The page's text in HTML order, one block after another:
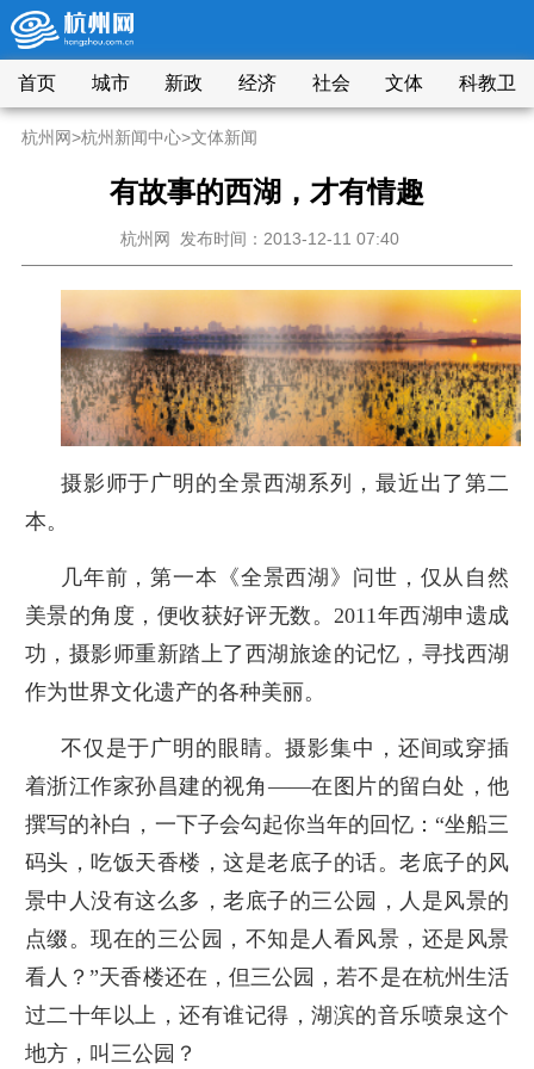
首页 城市 新政 经济 社会 文体 科教卫
杭州网>杭州新闻中心>文体新闻
有故事的西湖，才有情趣
杭州网 发布时间：2013-12-11 07:40
摄影师于广明的全景西湖系列，最近出了第二
本。
几年前，第一本《全景西湖》问世，仅从自然
美景的角度，便收获好评无数。2011年西湖申遗成
功，摄影师重新踏上了西湖旅途的记忆，寻找西湖
作为世界文化遗产的各种美丽。
不仅是于广明的眼睛。摄影集中，还间或穿插
着浙江作家孙昌建的视角——在图片的留白处，他
撰写的补白，一下子会勾起你当年的回忆：“坐船三
码头，吃饭天香楼，这是老底子的话。老底子的风
景中人没有这么多，老底子的三公园，人是风景的
点缀。现在的三公园，不知是人看风景，还是风景
看人？”天香楼还在，但三公园，若不是在杭州生活
过二十年以上，还有谁记得，湖滨的音乐喷泉这个
地方，叫三公园？